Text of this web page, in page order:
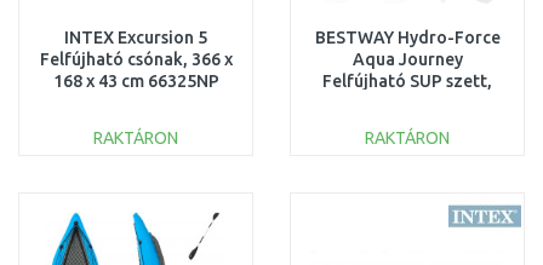
INTEX Excursion 5
Felfújható csónak, 366 x
168 x 43 cm 66325NP
RAKTÁRON
Összehasonlítás
BESTWAY Hydro-Force
Aqua Journey
Felfújható SUP szett,
RAKTÁRON
Összehasonlítás